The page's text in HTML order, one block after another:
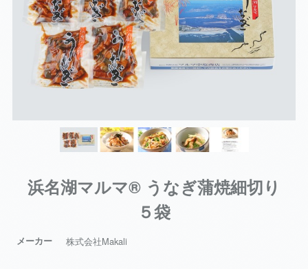
浜名湖マルマ® うなぎ蒲焼細切り
５袋
メーカー 株式会社Makali